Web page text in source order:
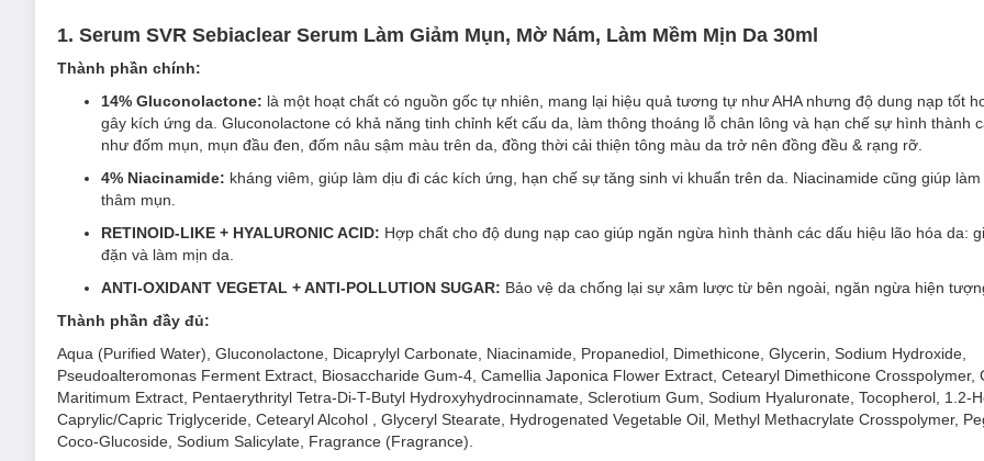
Sản phẩm phù hợp với da dầu/hỗn hợp dầu, da nhạy cảm, da người lớn bị mụn.
Công dụng chính:
Làm dịu da, giảm kích ứng.
Cải thiện tình trạng mụn trên da: mụn sưng đỏ, mụn đầu đen…
Giảm các đốm nâu, thâm mụn, dưỡng sáng và làm đồng đều sắc da.
Hỗ trợ thu nhỏ kích thước lỗ chân lông.
Dưỡng ẩm cho da trong suốt 8 giờ.
Tinh chỉnh kết cấu da trở nên mịn màng hơn.
Độ an toàn:
Không chứa cồn, Paraben, dầu khoáng, chất tạo màu.
Hiệu quả đã được chứng minh dưới sự kiểm soát của bác sĩ da liễu.
Không gây dị ứng, không gây mụn.
2. Gel Rửa Mặt SVR Sebiaclear Gel Moussant Không Chứa Xà Phòng Cho Da Dầu 55ml
1. Serum SVR Sebiaclear Serum Làm Giảm Mụn, Mờ Nám, Làm Mềm Mịn Da 30ml
Thành phần chính:
14% Gluconolactone: là một hoạt chất có nguồn gốc tự nhiên, mang lại hiệu quả tương tự như AHA nhưng độ dung nạp tốt
gây kích ứng da. Gluconolactone có khả năng tinh chỉnh kết cấu da, làm thông thoáng lỗ chân lông và hạn chế sự hình thành
như đốm mụn, mụn đầu đen, đốm nâu sậm màu trên da, đồng thời cải thiện tông màu da trở nên đồng đều & rạng rỡ.
4% Niacinamide: kháng viêm, giúp làm dịu đi các kích ứng, hạn chế sự tăng sinh vi khuẩn trên da. Niacinamide cũng giúp
thâm mụn.
RETINOID-LIKE + HYALURONIC ACID: Hợp chất cho độ dung nạp cao giúp ngăn ngừa hình thành các dấu hiệu lão hóa da:
đặn và làm mịn da.
ANTI-OXIDANT VEGETAL + ANTI-POLLUTION SUGAR: Bảo vệ da chống lại sự xâm lược từ bên ngoài, ngăn ngừa hiện
Thành phần đầy đủ:
Aqua (Purified Water), Gluconolactone, Dicaprylyl Carbonate, Niacinamide, Propanediol, Dimethicone, Glycerin, Sodium Hydroxide,
Pseudoalteromonas Ferment Extract, Biosaccharide Gum-4, Camellia Japonica Flower Extract, Cetearyl Dimethicone Crosspolymer,
Maritimum Extract, Pentaerythrityl Tetra-Di-T-Butyl Hydroxyhydrocinnamate, Sclerotium Gum, Sodium Hyaluronate, Tocopherol, 1.2-
Caprylic/Capric Triglyceride, Cetearyl Alcohol , Glyceryl Stearate, Hydrogenated Vegetable Oil, Methyl Methacrylate Crosspolymer,
Coco-Glucoside, Sodium Salicylate, Fragrance (Fragrance).